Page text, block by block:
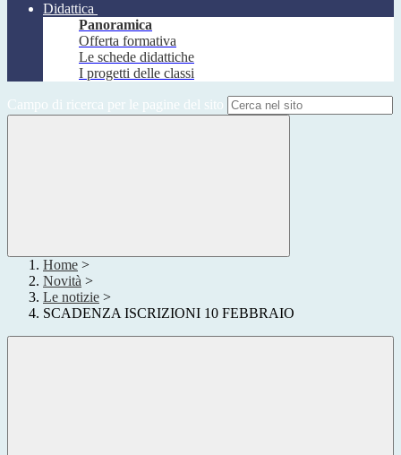
Didattica
Panoramica
Offerta formativa
Le schede didattiche
I progetti delle classi
Campo di ricerca per le pagine del sito
Home >
Novità >
Le notizie >
SCADENZA ISCRIZIONI 10 FEBBRAIO